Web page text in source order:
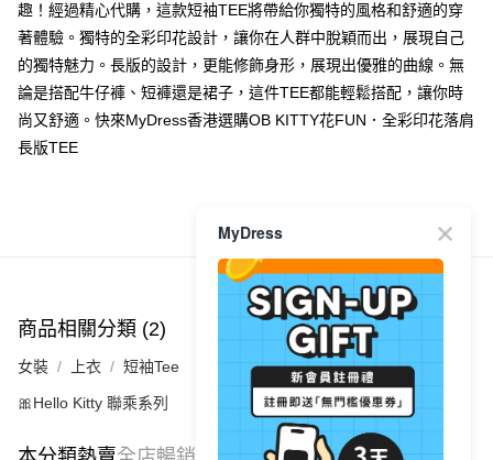
付款後其他順豐合作點
每筆HK$40.00，滿HK$350.00或以上免運費
順豐速遞 / 菜鳥
每筆HK$40.00，滿HK$350.00或以上免運費
趣！經過精心代購，這款短袖TEE將帶給你獨特的風格和舒適的穿
著體驗。獨特的全彩印花設計，讓你在人群中脫穎而出，展現自己
的獨特魅力。長版的設計，更能修飾身形，展現出優雅的曲線。無
論是搭配牛仔褲、短褲還是裙子，這件TEE都能輕鬆搭配，讓你時
尚又舒適。快來MyDress香港選購OB KITTY花FUN．全彩印花落肩
長版TEE
商品推薦
商品相關分類 (2)
女裝 上衣 短袖Tee
🎀Hello Kitty 聯乘系列
MyDress